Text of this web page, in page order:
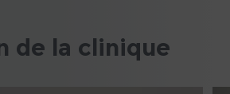
de la clinique